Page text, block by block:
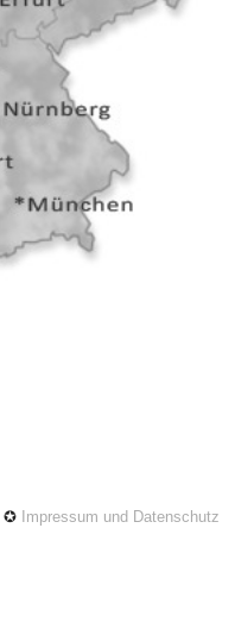
✪ Impressum und Datenschutz